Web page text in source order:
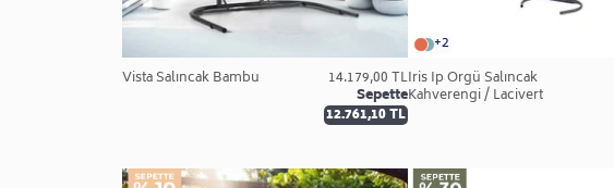
Vista Salıncak Bambu 14.179,00 TL
Sepette
12.761,10 TL
+2
İris İp Örgü Salıncak
Kahverengi / Lacivert